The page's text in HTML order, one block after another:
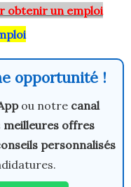
obtenir un emploi
opportunité !
ou notre canal
meilleures offres
personnalisés